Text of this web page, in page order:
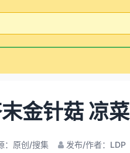
金针菇 凉菜
：原创/搜集 发布/作者：LDP